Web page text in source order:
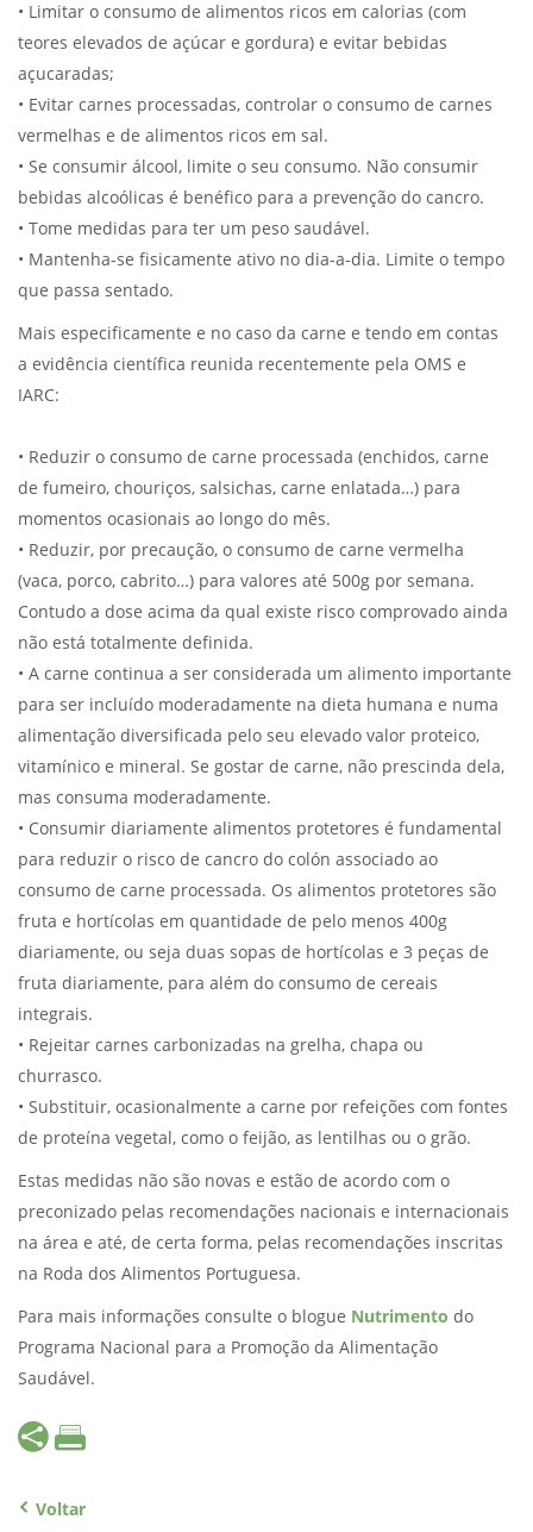
• Limitar o consumo de alimentos ricos em calorias (com
teores elevados de açúcar e gordura) e evitar bebidas
açucaradas;
• Evitar carnes processadas, controlar o consumo de carnes
vermelhas e de alimentos ricos em sal.
• Se consumir álcool, limite o seu consumo. Não consumir
bebidas alcoólicas é benéfico para a prevenção do cancro.
• Tome medidas para ter um peso saudável.
• Mantenha-se fisicamente ativo no dia-a-dia. Limite o tempo
que passa sentado.
Mais especificamente e no caso da carne e tendo em contas
a evidência científica reunida recentemente pela OMS e
IARC:
• Reduzir o consumo de carne processada (enchidos, carne
de fumeiro, chouriços, salsichas, carne enlatada…) para
momentos ocasionais ao longo do mês.
• Reduzir, por precaução, o consumo de carne vermelha
(vaca, porco, cabrito…) para valores até 500g por semana.
Contudo a dose acima da qual existe risco comprovado ainda
não está totalmente definida.
• A carne continua a ser considerada um alimento importante
para ser incluído moderadamente na dieta humana e numa
alimentação diversificada pelo seu elevado valor proteico,
vitamínico e mineral. Se gostar de carne, não prescinda dela,
mas consuma moderadamente.
• Consumir diariamente alimentos protetores é fundamental
para reduzir o risco de cancro do colón associado ao
consumo de carne processada. Os alimentos protetores são
fruta e hortícolas em quantidade de pelo menos 400g
diariamente, ou seja duas sopas de hortícolas e 3 peças de
fruta diariamente, para além do consumo de cereais
integrais.
• Rejeitar carnes carbonizadas na grelha, chapa ou
churrasco.
• Substituir, ocasionalmente a carne por refeições com fontes
de proteína vegetal, como o feijão, as lentilhas ou o grão.
Estas medidas não são novas e estão de acordo com o
preconizado pelas recomendações nacionais e internacionais
na área e até, de certa forma, pelas recomendações inscritas
na Roda dos Alimentos Portuguesa.
Para mais informações consulte o blogue Nutrimento do
Programa Nacional para a Promoção da Alimentação
Saudável.
Voltar